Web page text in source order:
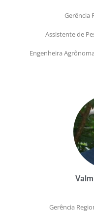
Gerência
Assistente de
Engenheira
Gerência